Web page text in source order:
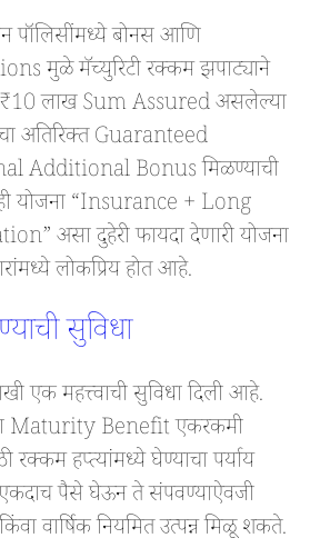
पॉलिसींमध्ये बोनस आणि
मुळे मॅच्युरिटी रक्कम झपाट्याने
₹10 लाख Sum Assured असलेल्या
अतिरिक्त Guaranteed
Additional Bonus मिळण्याची
योजना “Insurance + Long
असा दुहेरी फायदा देणारी योजना
लोकप्रिय होत आहे.
सुविधा
एक महत्त्वाची सुविधा दिली आहे.
Maturity Benefit एकरकमी
रक्कम हप्त्यांमध्ये घेण्याचा पर्याय
पैसे घेऊन ते संपवण्याऐवजी
वार्षिक नियमित उत्पन्न मिळू शकते.